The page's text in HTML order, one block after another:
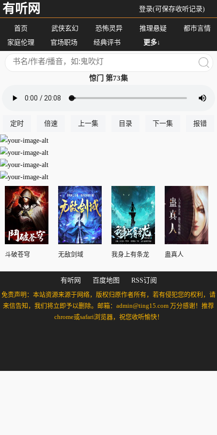
有听网 登录(可保存收听记录)
首页 武侠玄幻 恐怖灵异 推理悬疑
都市言情
家庭伦理
官场职场 经典评书 更多↓
惊门 第73集
定时 倍速 上一集 目录 下一集 报错
斗破苍穹 无敌剑域 我身上有条龙 蛊真人
有听网 百度地图
RSS订阅
免责声明：本站资源来源于网络，版权归原作者所有，若有侵犯您的权利，请
来信告知，我们将立即予以删除。邮箱：admin@ting15.com 万分感谢！推荐
chrome或safari浏览器，祝您收听愉快！